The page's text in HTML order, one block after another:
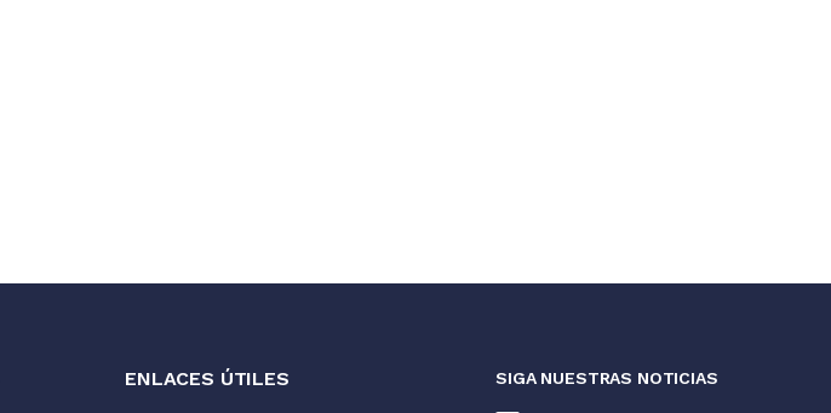
ENLACES ÚTILES SIGA NUESTRAS NOTICIAS